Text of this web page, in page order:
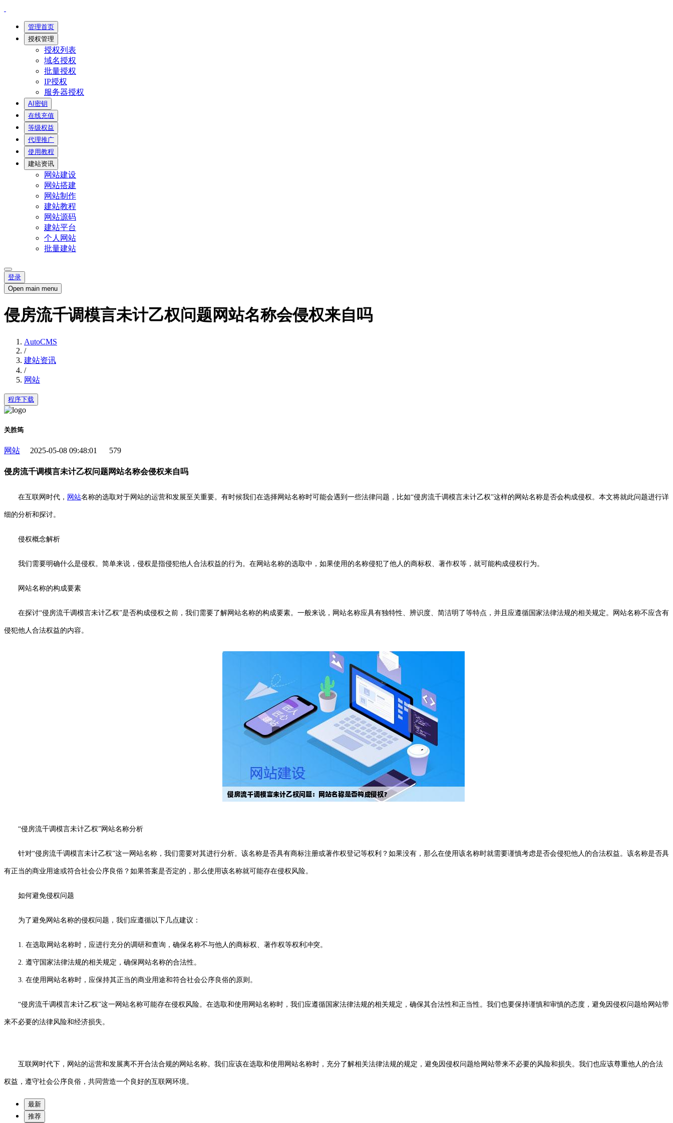
管理首页
授权管理
授权列表
域名授权
批量授权
IP授权
服务器授权
AI密钥
在线充值
等级权益
代理推广
使用教程
建站资讯
网站建设
网站搭建
网站制作
建站教程
网站源码
建站平台
个人网站
批量建站
登录
Open main menu
侵房流千调模言未计乙权问题网站名称会侵权来自吗
AutoCMS
/
建站资讯
/
网站
程序下载
关胜筠
网站 2025-05-08 09:48:01 579
侵房流千调模言未计乙权问题网站名称会侵权来自吗
在互联网时代， 网站名称的选取对于网站的运营和发展至关重要。有时候我们在选择网站名称时可能会遇到一些法律问题，比如“侵房流千调模言未计乙权”这样的网站名称是否会构成侵权。本文将就此问题进行详
细的分析和探讨。
侵权概念解析
我们需要明确什么是侵权。简单来说，侵权是指侵犯他人合法权益的行为。在网站名称的选取中，如果使用的名称侵犯了他人的商标权、著作权等，就可能构成侵权行为。
网站名称的构成要素
在探讨“侵房流千调模言未计乙权”是否构成侵权之前，我们需要了解网站名称的构成要素。一般来说，网站名称应具有独特性、辨识度、简洁明了等特点，并且应遵循国家法律法规的相关规定。网站名称不应含有
侵犯他人合法权益的内容。
“侵房流千调模言未计乙权”网站名称分析
针对“侵房流千调模言未计乙权”这一网站名称，我们需要对其进行分析。该名称是否具有商标注册或著作权登记等权利？如果没有，那么在使用该名称时就需要谨慎考虑是否会侵犯他人的合法权益。该名称是否具
有正当的商业用途或符合社会公序良俗？如果答案是否定的，那么使用该名称就可能存在侵权风险。
如何避免侵权问题
为了避免网站名称的侵权问题，我们应遵循以下几点建议：
1. 在选取网站名称时，应进行充分的调研和查询，确保名称不与他人的商标权、著作权等权利冲突。
2. 遵守国家法律法规的相关规定，确保网站名称的合法性。
3. 在使用网站名称时，应保持其正当的商业用途和符合社会公序良俗的原则。
“侵房流千调模言未计乙权”这一网站名称可能存在侵权风险。在选取和使用网站名称时，我们应遵循国家法律法规的相关规定，确保其合法性和正当性。我们也要保持谨慎和审慎的态度，避免因侵权问题给网站带
来不必要的法律风险和经济损失。
互联网时代下，网站的运营和发展离不开合法合规的网站名称。我们应该在选取和使用网站名称时，充分了解相关法律法规的规定，避免因侵权问题给网站带来不必要的风险和损失。我们也应该尊重他人的合法
权益，遵守社会公序良俗，共同营造一个良好的互联网环境。
最新
推荐